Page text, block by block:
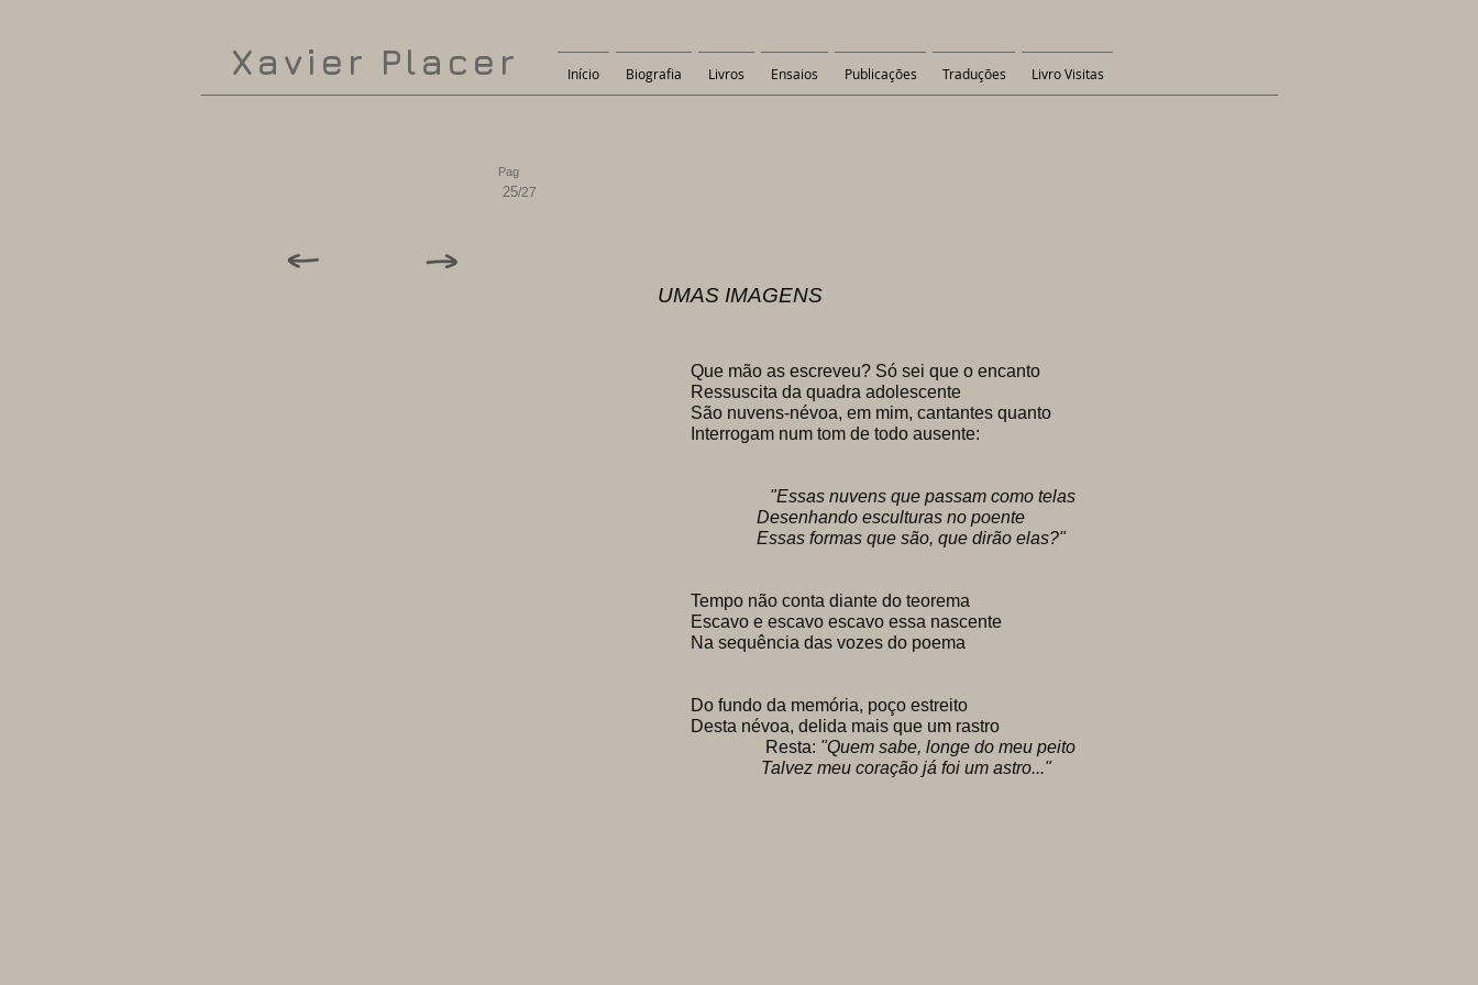
Xavier Placer Início Biografia Livros Ensaios Publicações Traduções Livro Visitas
UMAS IMAGENS
Que mão as escreveu? Só sei que o encanto
Ressuscita da quadra adolescente
São nuvens-névoa, em mim, cantantes quanto
Interrogam num tom de todo ausente:
"Essas nuvens que passam como telas
Desenhando esculturas no poente
Essas formas que são, que dirão elas?"
Tempo não conta diante do teorema
Escavo e escavo escavo essa nascente
Na sequência das vozes do poema
Do fundo da memória, poço estreito
Desta névoa, delida mais que um rastro
Resta: "Quem sabe, longe do meu peito
Talvez meu coração já foi um astro..."
Pag
25/27